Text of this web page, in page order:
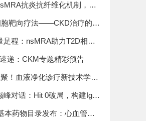
肾脏病未来方向
抗炎抗纤维化机制，助
胞靶向疗法——CKD治疗的新
足程：nsMRA助力T2D相关
白尿达标
递：CKM专题精彩预告
！血液净化诊疗新技术学术
峰对话：Hit 0破局，构建IgA
保护诊疗体系
本药物目录发布：心血管、